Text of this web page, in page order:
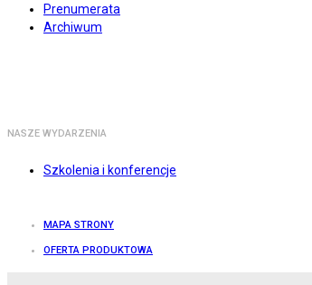
Prenumerata
Archiwum
NASZE WYDARZENIA
Szkolenia i konferencje
MAPA STRONY
OFERTA PRODUKTOWA